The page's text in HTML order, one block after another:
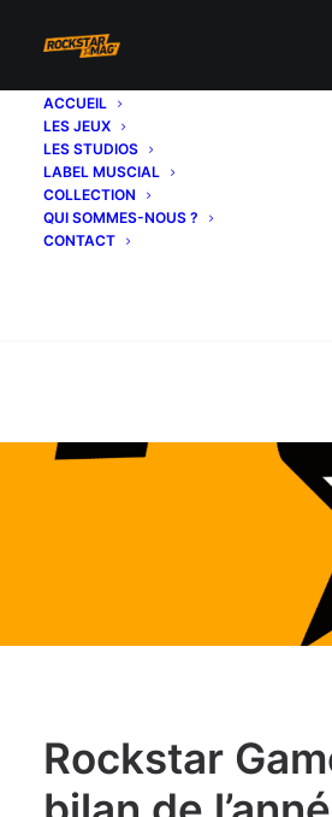
ACCUEIL
LES JEUX
LES STUDIOS
LABEL MUSCIAL
COLLECTION
QUI SOMMES-NOUS ?
CONTACT
Rockstar